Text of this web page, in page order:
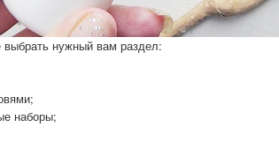
нужный вам раздел:
наборы;